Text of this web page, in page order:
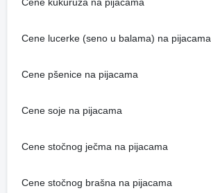
Cene lucerke (seno u balama) na pijacama
Cene pšenice na pijacama
Cene soje na pijacama
Cene stočnog ječma na pijacama
Cene stočnog brašna na pijacama